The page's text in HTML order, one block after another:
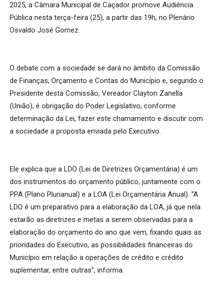
2025, a Câmara Municipal de Caçador promove Audiência
Pública nesta terça-feira (25), a partir das 19h, no Plenário
Osvaldo José Gomez.
O debate com a sociedade se dará no âmbito da Comissão
de Finanças, Orçamento e Contas do Município e, segundo o
Presidente desta Comissão, Vereador Clayton Zanella
(União), é obrigação do Poder Legislativo, conforme
determinação da Lei, fazer este chamamento e discutir com
a sociedade a proposta enviada pelo Executivo.
Ele explica que a LDO (Lei de Diretrizes Orçamentária) é um
dos instrumentos do orçamento público, juntamente com o
PPA (Plano Plurianual) e a LOA (Lei Orçamentária Anual). “A
LDO é um preparativo para a elaboração da LOA, já que nela
estarão as diretrizes e metas a serem observadas para a
elaboração do orçamento do ano que vem, fixando quais as
prioridades do Executivo, as possibilidades financeiras do
Município em relação a operações de crédito e crédito
suplementar, entre outras”, informa.